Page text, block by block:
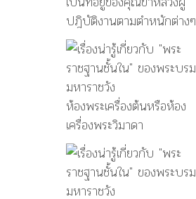
ปฎิบัติงานตามตำหนักต่างๆ
ห้องพระเครื่องต้นหรือห้อง
เครื่องพระวิมาดา